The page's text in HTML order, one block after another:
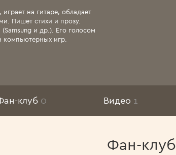
на гитаре, обладает
Пишет стихи и прозу.
и др.). Его голосом
компьютерных игр.
клуб 0 Видео 1
Фан-клуб